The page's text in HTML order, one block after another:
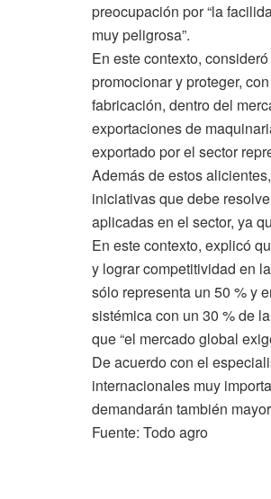
preocupación por “la
muy peligrosa”.
En este contexto,
promocionar y proteger,
fabricación, dentro del
exportaciones de
exportado por el sector
Además de estos
iniciativas que debe
aplicadas en el sector, ya
En este contexto, explicó
y lograr competitividad en
sólo representa un 50 % y
sistémica con un 30 % de
que “el mercado global
De acuerdo con el
internacionales muy
demandarán también
Fuente: Todo agro